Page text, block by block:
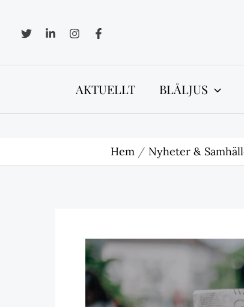
innehåll
AKTUELLT BLÅLJUS
Hem Nyheter &